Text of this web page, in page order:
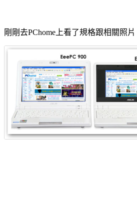
剛剛去PChome上看了規格跟相關照